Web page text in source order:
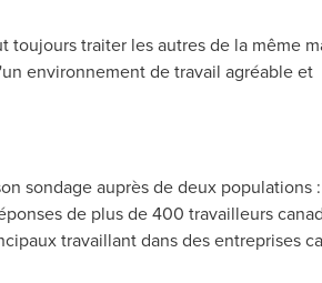
traiter les autres de la même
environnement de travail agréable et
sondage auprès de deux populations
de plus de 400 travailleurs
travaillant dans des entreprises